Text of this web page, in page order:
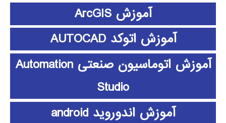
آموزش ArcGIS
آموزش اتوکد AUTOCAD
آموزش اتوماسیون صنعتی Automation
Studio
آموزش اندوروید android